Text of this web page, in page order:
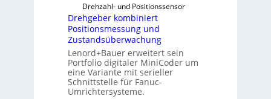
ü
r
d
i
e
A
e
b
r
i
n
g
e
Drehzahl- und Positionssensor
Drehgeber kombiniert
Positionsmessung und
Zustandsüberwachung
Lenord+Bauer erweitert sein
Portfolio digitaler MiniCoder um
eine Variante mit serieller
Schnittstelle für Fanuc-
Umrichtersysteme.